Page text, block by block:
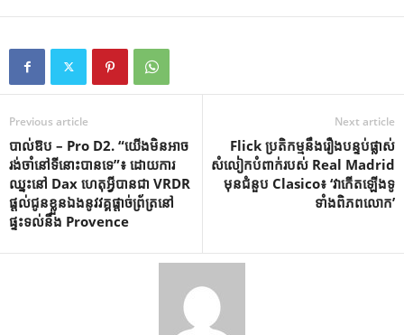
Previous article
បាល់ឱប – Pro D2. “យើងមិនអាច
រង់ចាំនៅទីនោះបានទេ”៖ ដោយការ
ឈ្នះនៅ Dax ហេតុអ្វីបានជា VRDR
ផ្តល់ជូនខ្លួនឯងនូវវគ្គផ្តាច់ព្រ័ត្រនៅ
ផ្ទះទល់នឹង Provence
Next article
Flick ប្រតិកម្ម​នឹង​រឿង​បន្ទប់​ផ្លាស់​
សំលៀកបំពាក់​របស់ Real Madrid
មុន​ជំនួប Clasico៖ ‘វា​កើត​ឡើង​ទូ
ទាំង​ពិភពលោក’